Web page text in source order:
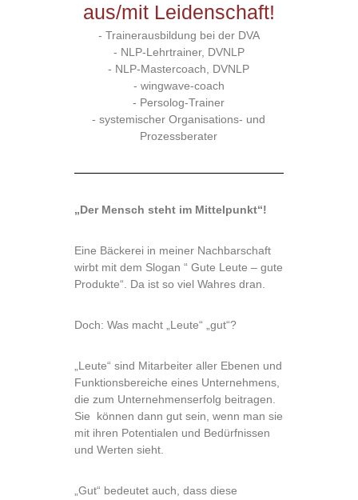
aus/mit Leidenschaft!​
- Trainerausbildung bei der DVA
- NLP-Lehrtrainer, DVNLP
- NLP-Mastercoach, DVNLP
- wingwave-coach
- Persolog-Trainer
- systemischer Organisations- und
Prozessberater
„Der Mensch steht im Mittelpunkt“!
Eine Bäckerei in meiner Nachbarschaft
wirbt mit dem Slogan “ Gute Leute – gute
Produkte“. Da ist so viel Wahres dran.
Doch: Was macht „Leute“ „gut“?
„Leute“ sind Mitarbeiter aller Ebenen und
Funktionsbereiche eines Unternehmens,
die zum Unternehmenserfolg beitragen.
Sie können dann gut sein, wenn man sie
mit ihren Potentialen und Bedürfnissen
und Werten sieht.
„Gut“ bedeutet auch, dass diese